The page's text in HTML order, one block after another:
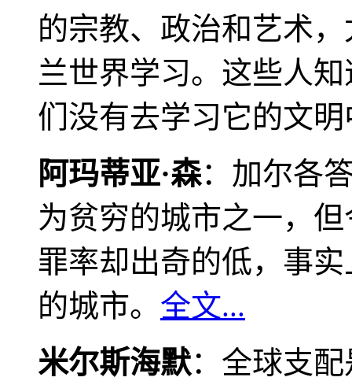
的宗教、政治和艺术
兰世界学习。这些人
们没有去学习它的文
阿玛蒂亚·森：加尔各
为贫穷的城市之一，
罪率却出奇的低，事
的城市。 全文...
米尔斯海默：全球支